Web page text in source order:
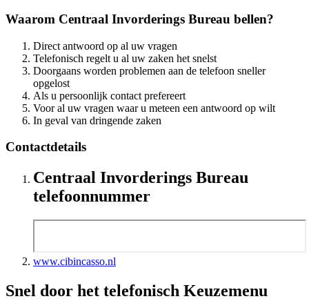
Waarom Centraal Invorderings Bureau bellen?
Direct antwoord op al uw vragen
Telefonisch regelt u al uw zaken het snelst
Doorgaans worden problemen aan de telefoon sneller
opgelost
Als u persoonlijk contact prefereert
Voor al uw vragen waar u meteen een antwoord op wilt
In geval van dringende zaken
Contactdetails
Centraal Invorderings Bureau
telefoonnummer
www.cibincasso.nl
Snel door het telefonisch Keuzemenu